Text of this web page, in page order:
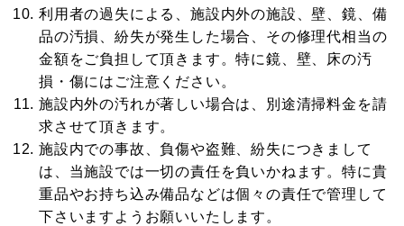
利用者の過失による、施設内外の施設、壁、鏡、備
品の汚損、紛失が発生した場合、その修理代相当の
金額をご負担して頂きます。特に鏡、壁、床の汚
損・傷にはご注意ください。
施設内外の汚れが著しい場合は、別途清掃料金を請
求させて頂きます。
施設内での事故、負傷や盗難、紛失につきまして
は、当施設では一切の責任を負いかねます。特に貴
重品やお持ち込み備品などは個々の責任で管理して
下さいますようお願いいたします。